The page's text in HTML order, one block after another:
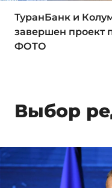
ТуранБанк и
завершен проект
ФОТО
Выбор